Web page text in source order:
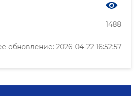
1488
обновление: 2026-04-22 16:52:57